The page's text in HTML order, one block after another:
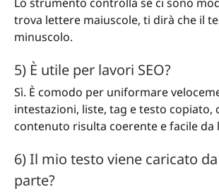
trova lettere maiuscole, ti dirà che il
minuscolo.
5) È utile per lavori SEO?
Sì. È comodo per uniformare
intestazioni, liste, tag e testo copiato,
contenuto risulta coerente e facile da
6) Il mio testo viene caricato
parte?